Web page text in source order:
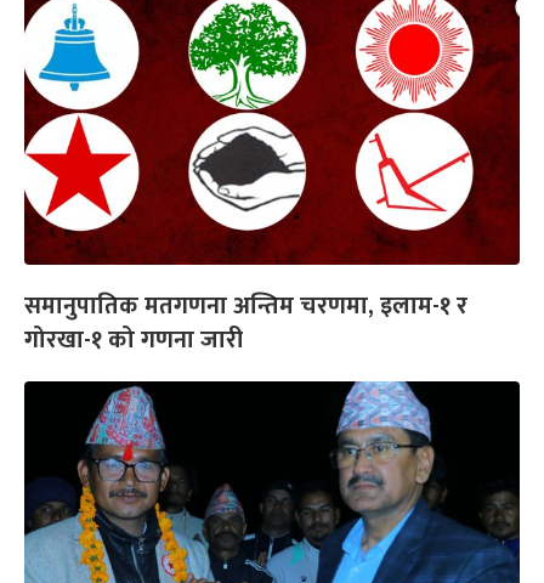
समानुपातिक मतगणना अन्तिम चरणमा, इलाम-१ र
गोरखा-१ को गणना जारी